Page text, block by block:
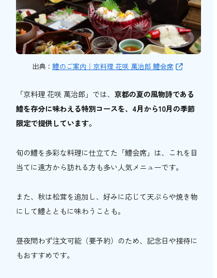
出典： 鱧のご案内｜京料理 花咲 萬治郎 鱧会席
「京料理 花咲 萬治郎」では、 京都の夏の風物詩である
鱧を存分に味わえる特別コースを、4月から10月の季節
限定で提供しています。
旬の鱧を多彩な料理に仕立てた「鱧会席」は、これを目
当てに遠方から訪れる方も多い人気メニューです。
また、秋は松茸を追加し、好みに応じて天ぷらや焼き物
にして鱧とともに味わうことも。
昼夜問わず注文可能（要予約）のため、記念日や接待に
もおすすめです。